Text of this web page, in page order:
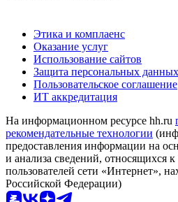
Этика и комплаенс
Оказание услуг
Использование сайтов
Защита персональных данных
Пользовательское соглашение
ИТ аккредитация
На информационном ресурсе hh.ru
рекомендательные технологии
предоставления информации на
и анализа сведений, относящихся
пользователей сети «Интернет»,
Российской Федерации)